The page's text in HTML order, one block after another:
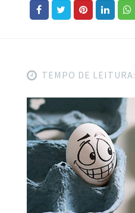
TEMPO DE LEITURA: